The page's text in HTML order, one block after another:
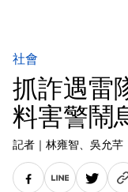
社會
抓詐遇雷
料害警鬧
記者 ｜ 林雍智、吳允芊